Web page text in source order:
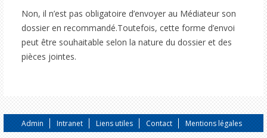
Non, il n’est pas obligatoire d’envoyer au Médiateur son
dossier en recommandé.Toutefois, cette forme d’envoi
peut être souhaitable selon la nature du dossier et des
pièces jointes.
Admin Intranet Liens utiles Contact Mentions légales